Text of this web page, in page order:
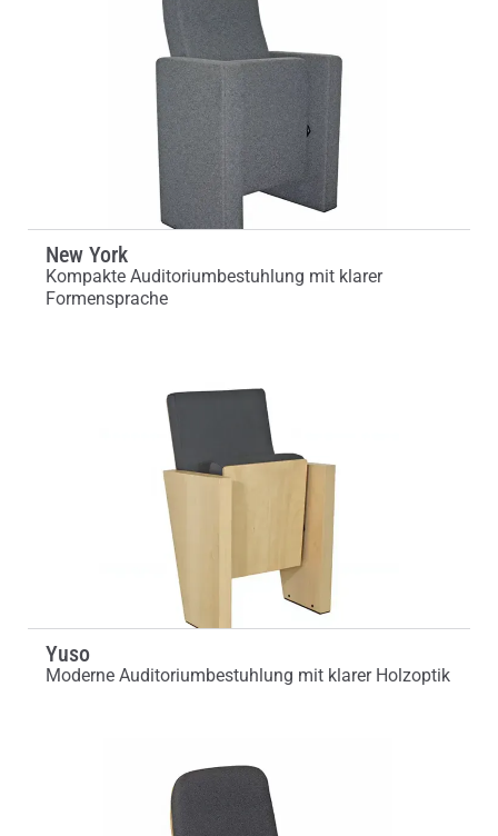
New York
Kompakte Auditoriumbestuhlung mit klarer
Formensprache
Yuso
Moderne Auditoriumbestuhlung mit klarer Holzoptik